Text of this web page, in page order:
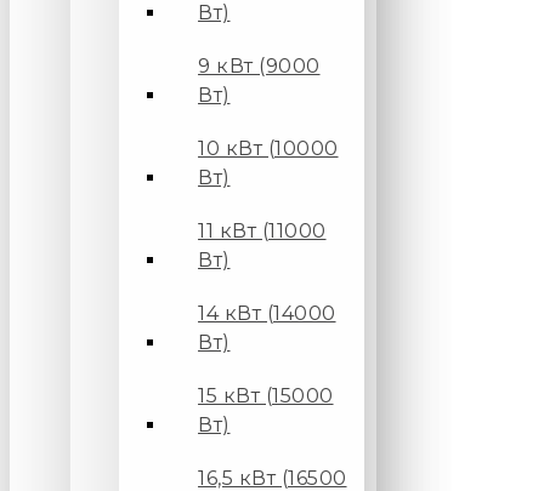
Вт)
9 кВт (9000
Вт)
10 кВт (10000
Вт)
11 кВт (11000
Вт)
14 кВт (14000
Вт)
15 кВт (15000
Вт)
16,5 кВт (16500